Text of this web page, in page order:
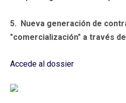
5. Nueva generación de
"comercialización" a través
Accede al dossier